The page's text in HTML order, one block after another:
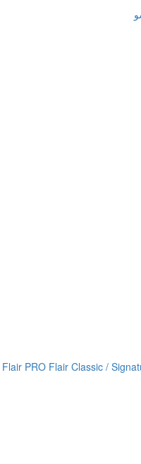
Flair PRO Flair Classic /